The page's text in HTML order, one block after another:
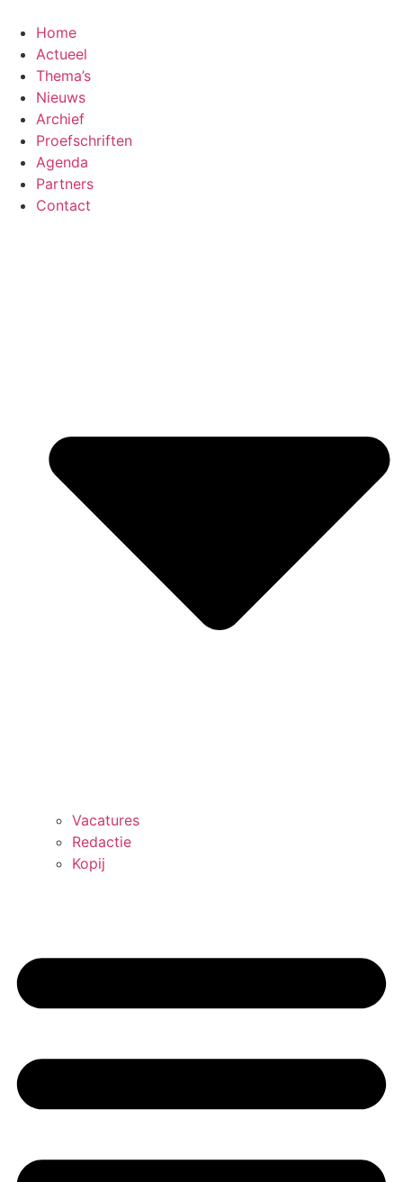
naar
inhoud
Home
Actueel
Thema’s
Nieuws
Archief
Proefschriften
Agenda
Partners
Contact
Vacatures
Redactie
Kopij